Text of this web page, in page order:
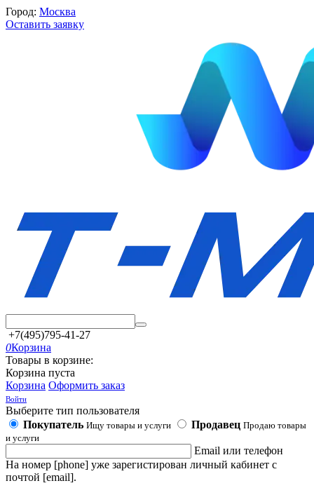
Город: Москва
Оставить заявку
+7(495)795-41-27
0Корзина
Товары в корзине:
Корзина пуста
Корзина Оформить заказ
Войти
Выберите тип пользователя
Покупатель Ищу товары и услуги Продавец Продаю товары
и услуги
Email или телефон
На номер [phone] уже зарегистирован личный кабинет с
почтой [email].